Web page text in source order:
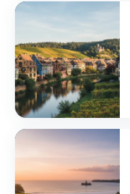
Desde 1515€ p/p
8 DÍAS / 7 NOCHES
Desde 1550€ p/p
11 DÍAS 8 NOCHES